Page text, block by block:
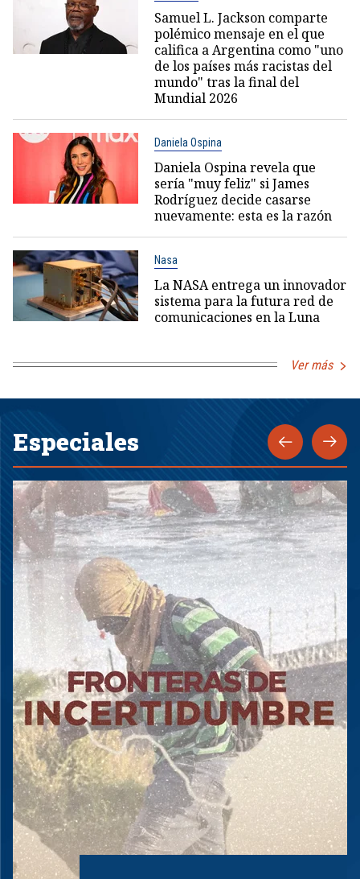
Samuel L. Jackson comparte
polémico mensaje en el que
califica a Argentina como "uno
de los países más racistas del
mundo" tras la final del
Mundial 2026
Daniela Ospina
Daniela Ospina revela que
sería "muy feliz" si James
Rodríguez decide casarse
nuevamente: esta es la razón
Nasa
La NASA entrega un innovador
sistema para la futura red de
comunicaciones en la Luna
Ver más
Especiales